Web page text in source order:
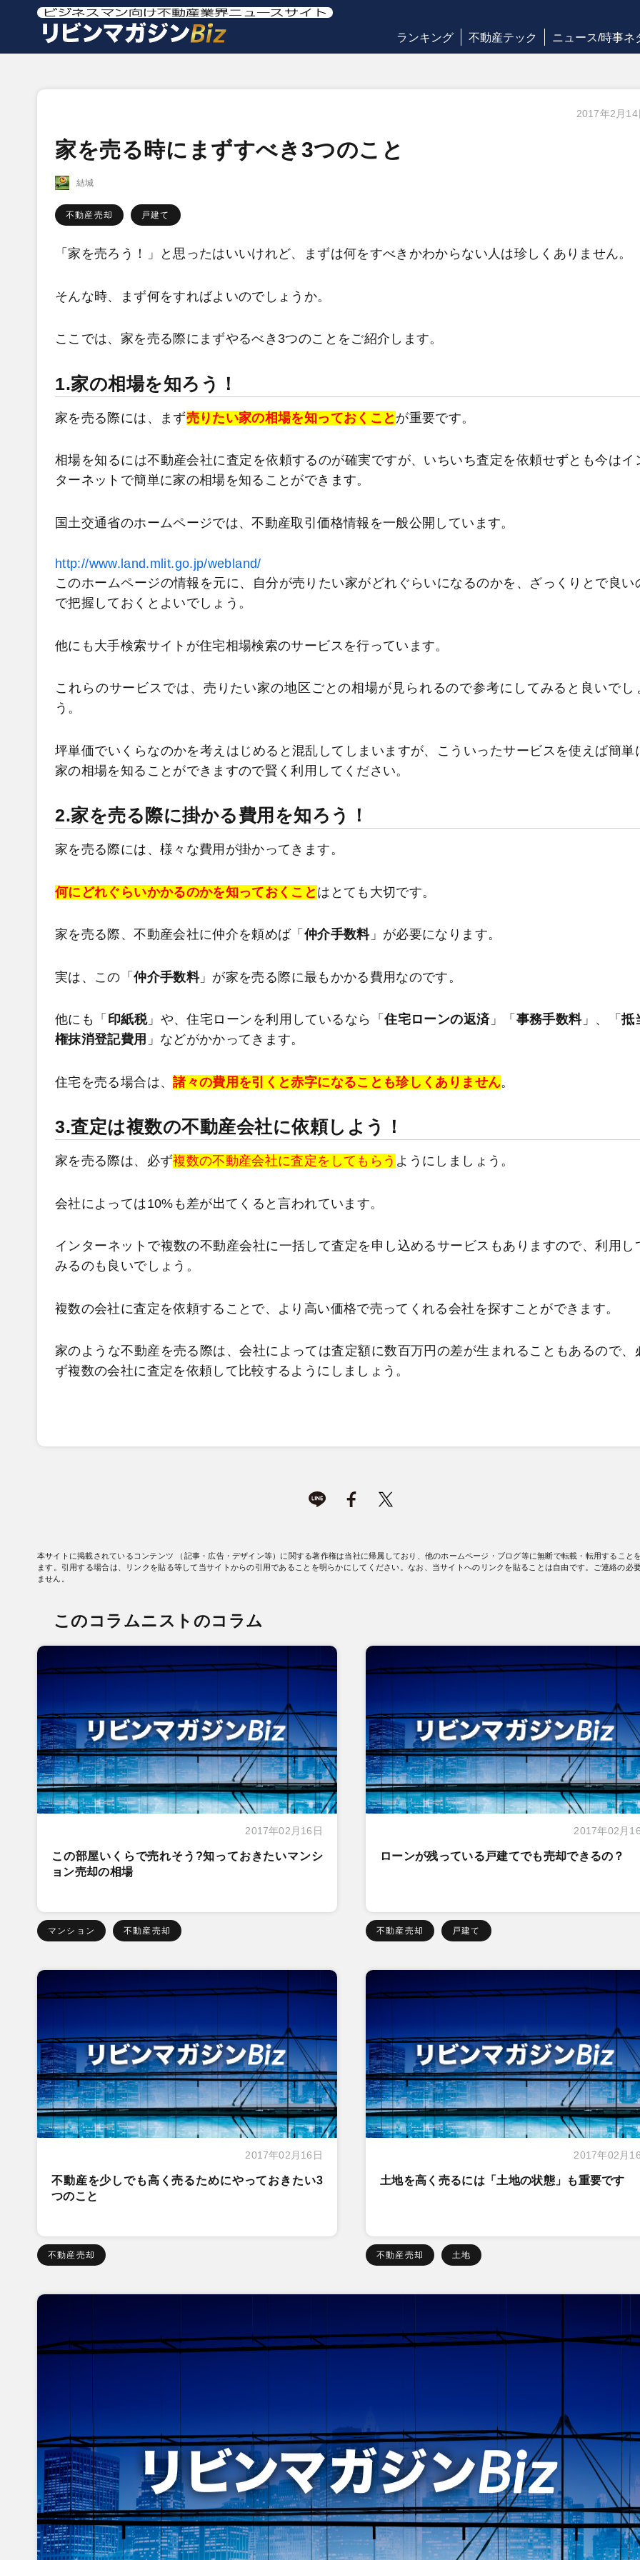
ランキング 不動産テック ニュース/時事ネ
2017年2月14
家を売る時にまずすべき3つのこと
結城
不動産売却 戸建て
「家を売ろう！」と思ったはいいけれど、まずは何をすべきかわからない人は珍しくありません。
そんな時、まず何をすればよいのでしょうか。
ここでは、家を売る際にまずやるべき3つのことをご紹介します。
1.家の相場を知ろう！
家を売る際には、まず売りたい家の相場を知っておくこと が重要です。
相場を知るには不動産会社に査定を依頼するのが確実ですが、いちいち査定を依頼せずとも今はイ
ターネットで簡単に家の相場を知ることができます。
国土交通省のホームページでは、不動産取引価格情報を一般公開しています。
http://www.land.mlit.go.jp/webland/
このホームページの情報を元に、自分が売りたい家がどれぐらいになるのかを、ざっくりとで良い
で把握しておくとよいでしょう。
他にも大手検索サイトが住宅相場検索のサービスを行っています。
これらのサービスでは、売りたい家の地区ごとの相場が見られるので参考にしてみると良いでし
う。
坪単価でいくらなのかを考えはじめると混乱してしまいますが、こういったサービスを使えば簡単
家の相場を知ることができますので賢く利用してください。
2.家を売る際に掛かる費用を知ろう！
家を売る際には、様々な費用が掛かってきます。
何にどれぐらいかかるのかを知っておくこと はとても大切です。
家を売る際、不動産会社に仲介を頼めば「 仲介手数料」が必要になります。
実は、この「仲介手数料」が家を売る際に最もかかる費用なのです。
他にも「 印紙税」や、住宅ローンを利用しているなら「住宅ローンの返済」「 事務手数料」、「抵
権抹消登記費用 」などがかかってきます。
住宅を売る場合は、諸々の費用を引くと赤字になることも珍しくありません。
3.査定は複数の不動産会社に依頼しよう！
家を売る際は、必ず複数の不動産会社に査定をしてもらう ようにしましょう。
会社によっては10%も差が出てくると言われています。
インターネットで複数の不動産会社に一括して査定を申し込めるサービスもありますので、利用し
みるのも良いでしょう。
複数の会社に査定を依頼することで、より高い価格で売ってくれる会社を探すことができます。
家のような不動産を売る際は、会社によっては査定額に数百万円の差が生まれることもあるので、
ず複数の会社に査定を依頼して比較するようにしましょう。
本サイトに掲載されているコンテンツ （記事・広告・デザイン等）に関する著作権は当社に帰属しており、他のホームページ・ブログ等に無断で転載・転用すること
ます。引用する場合は、リンクを貼る等して当サイトからの引用であることを明らかにしてください。なお、当サイトへのリンクを貼ることは自由です。ご連絡の必
ません。
このコラムニストのコラム
2017年02月16日
この部屋いくらで売れそう?知っておきたいマンシ
ョン売却の相場
マンション 不動産売却
2017年02月
ローンが残っている戸建てでも売却できるの？
不動産売却 戸建て
2017年02月16日
不動産を少しでも高く売るためにやっておきたい3
つのこと
不動産売却
2017年02月
土地を高く売るには「土地の状態」も重要です
不動産売却 土地